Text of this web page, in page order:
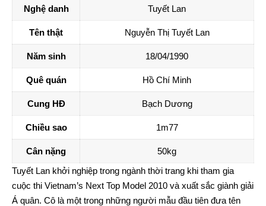
Nghệ danh
Tuyết Lan
Tên thật Nguyễn Thị Tuyết Lan
Năm sinh 18/04/1990
Quê quán Hồ Chí Minh
Cung HĐ Bạch Dương
Chiều sao 1m77
Cân nặng
50kg
Tuyết Lan khởi nghiệp trong ngành thời trang khi tham gia
cuộc thi Vietnam’s Next Top Model 2010 và xuất sắc giành giải
Á quân. Cô là một trong những người mẫu đầu tiên đưa tên